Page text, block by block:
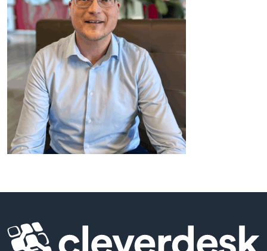
Cleverdesk ERP Software voor mens en materieel